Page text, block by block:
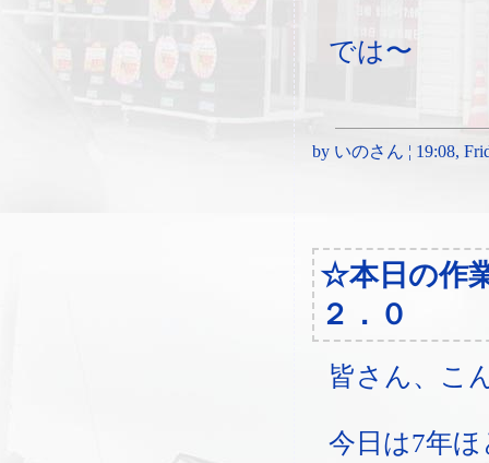
では〜
by いのさん ¦ 19:08,
☆本日の作
２．０
皆さん、こ
今日は7年